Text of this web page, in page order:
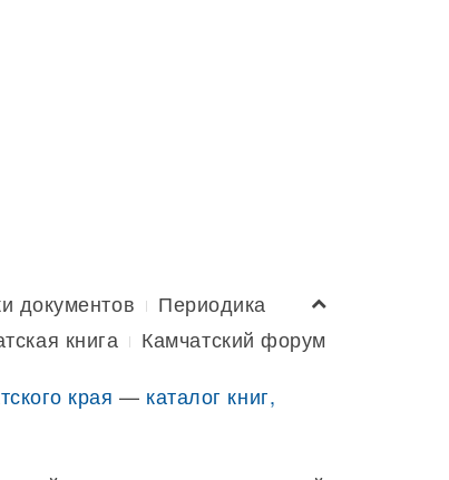
документов
Периодика
книга
Камчатский форум
края — каталог книг,